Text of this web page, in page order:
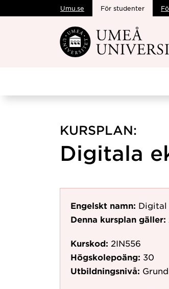
Hoppa direkt till
Umu.se För studenter
KURSPLAN:
Digitala
Engelskt namn: Digital
Denna kursplan gäller:
Kurskod: 2IN556
Högskolepoäng: 30
Utbildningsnivå: